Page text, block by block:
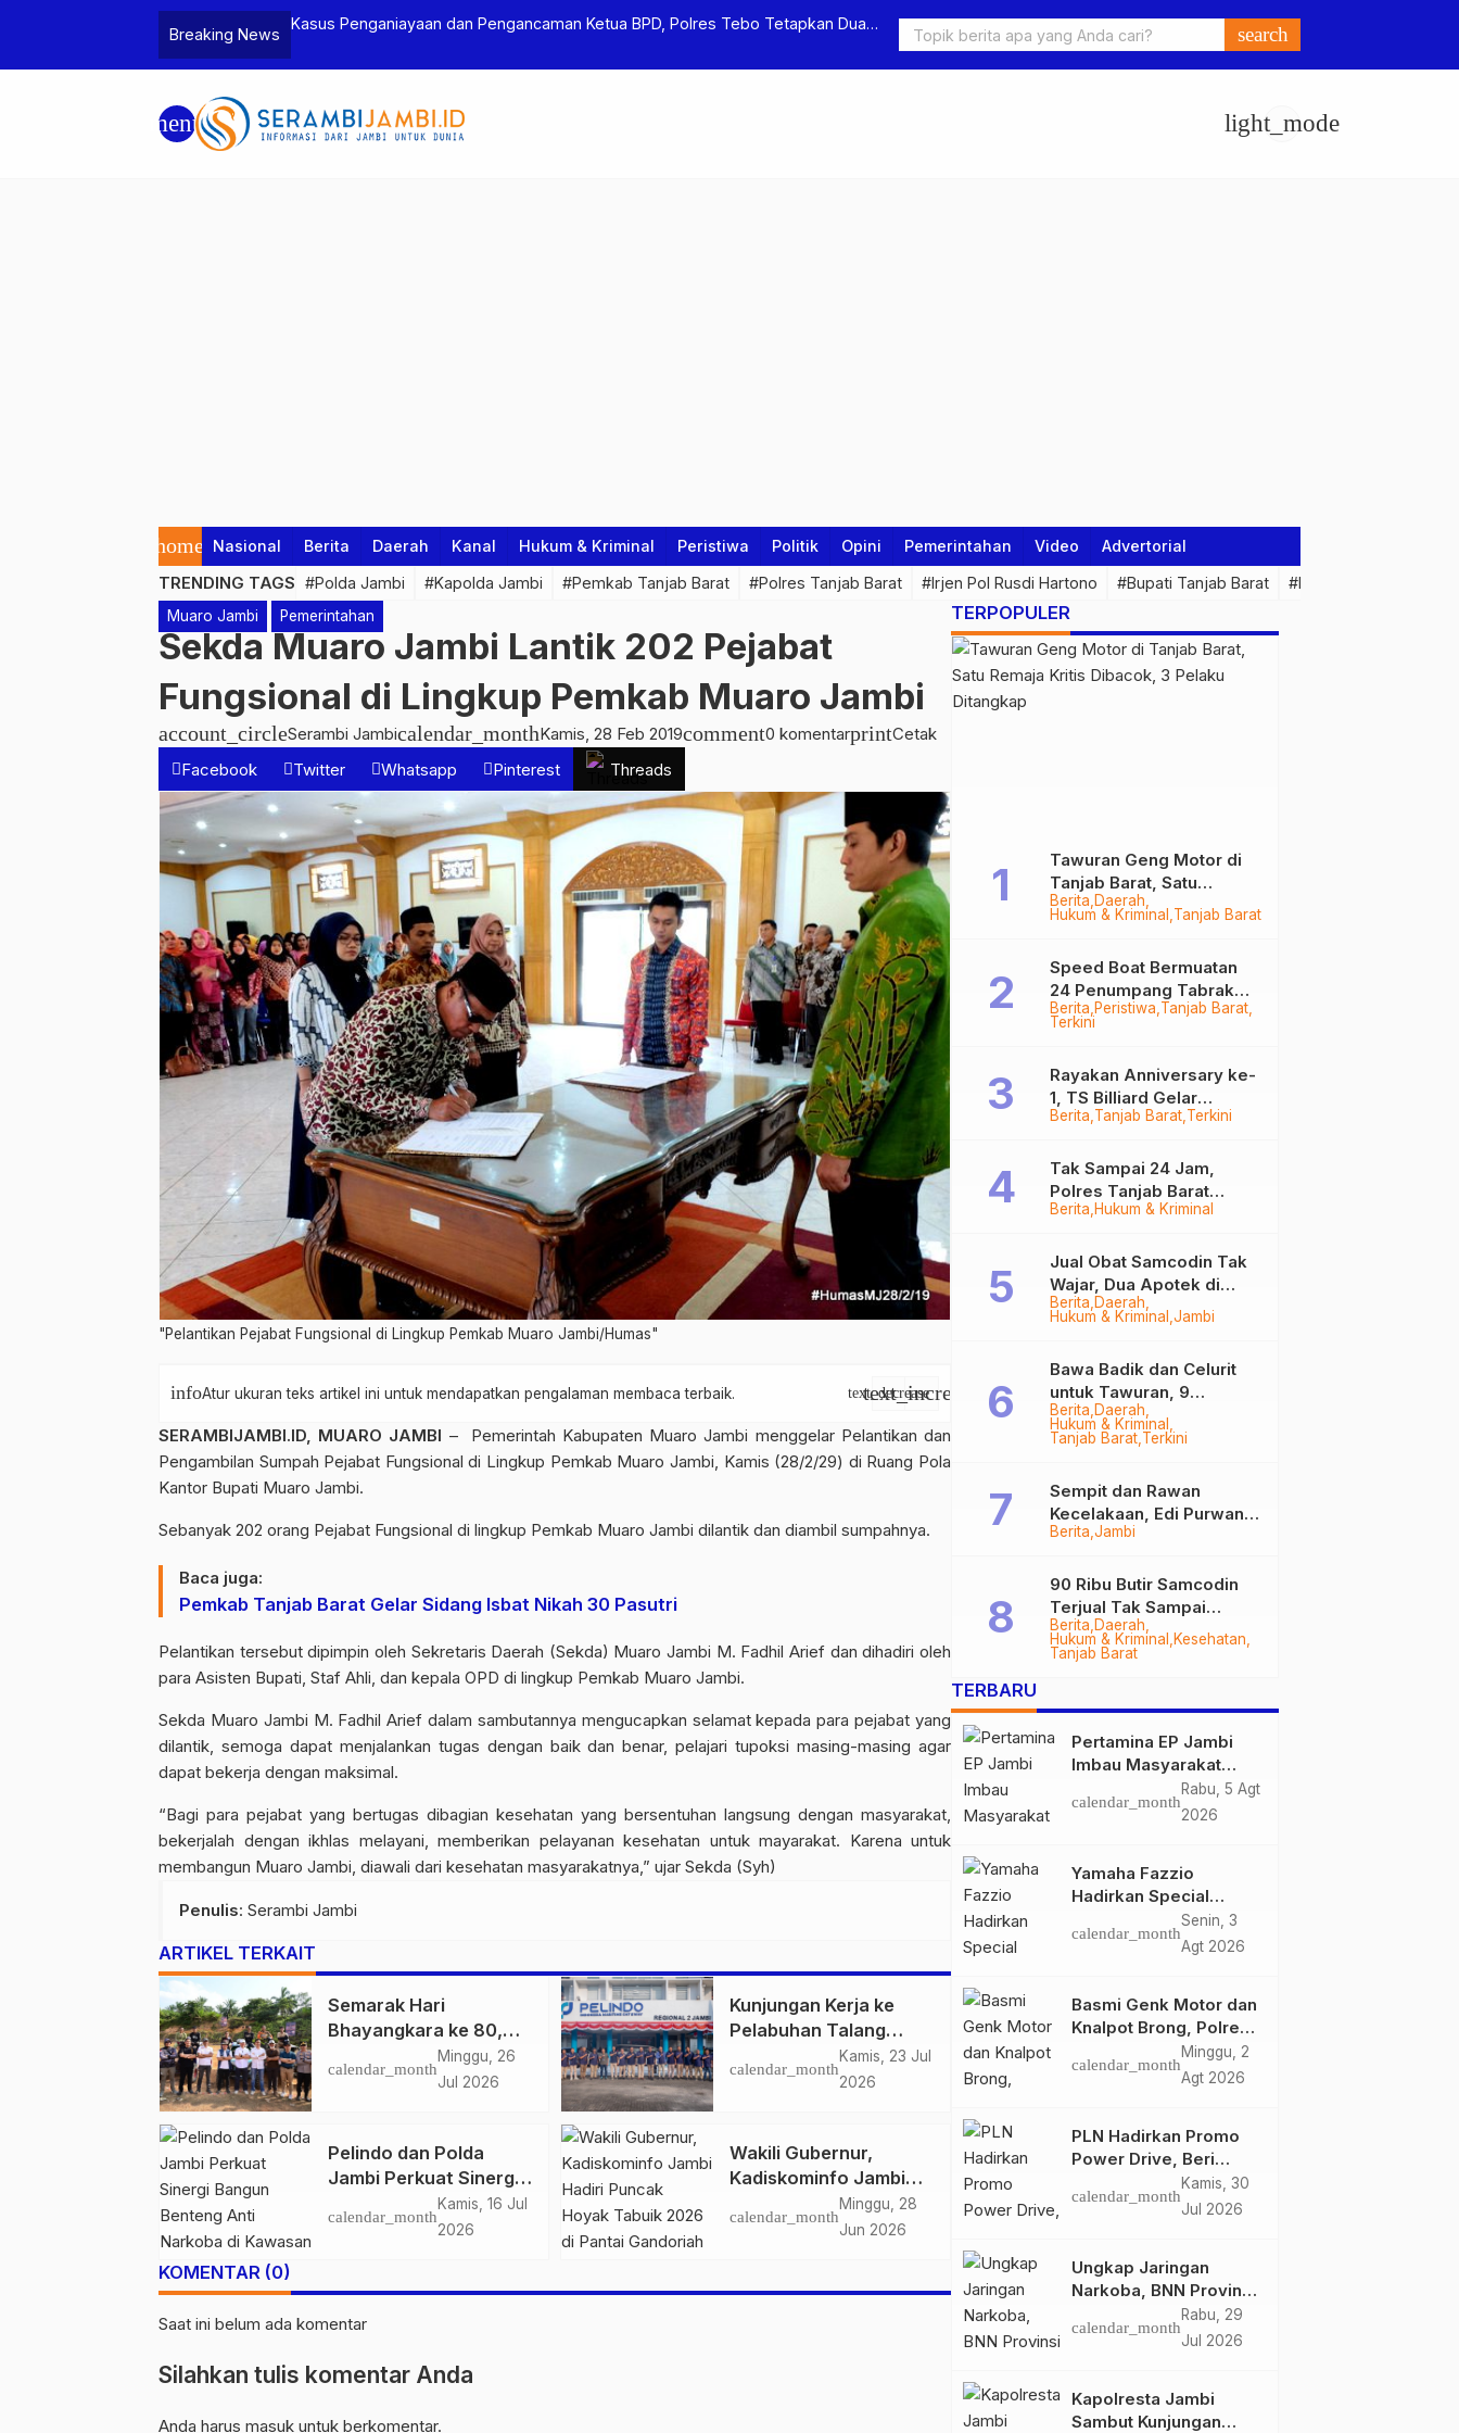
Breaking News
Kasus Penganiayaan dan Pengancaman Ketua BPD, Polres Tebo Tetapkan Dua
Polres Tebo Ungkap Kasus Pengeroyokan dan Penganiayaan, Dua Pelaku
Pengeroyokan di Sumay Ditahan
search
menu light_mode
home Nasional Berita Daerah Kanal Hukum & Kriminal Peristiwa Politik Opini Pemerintahan Video Advertorial
TRENDING TAGS #Polda Jambi #Kapolda Jambi #Pemkab Tanjab Barat #Polres Tanjab Barat #Irjen Pol Rusdi Hartono #Bupati Tanjab Barat #Pemprov Jambi
Muaro Jambi Pemerintahan
Sekda Muaro Jambi Lantik 202 Pejabat
Fungsional di Lingkup Pemkab Muaro Jambi
account_circleSerambi Jambicalendar_monthKamis, 28 Feb 2019comment0 komentarprintCetak
Facebook
Twitter Whatsapp Pinterest Threads
"Pelantikan Pejabat Fungsional di Lingkup Pemkab Muaro Jambi/Humas"
infoAtur ukuran teks artikel ini untuk mendapatkan pengalaman membaca terbaik. text_decrease
text_increase
SERAMBIJAMBI.ID, MUARO JAMBI – Pemerintah Kabupaten Muaro Jambi menggelar Pelantikan dan
Pengambilan Sumpah Pejabat Fungsional di Lingkup Pemkab Muaro Jambi, Kamis (28/2/29) di Ruang Pola
Kantor Bupati Muaro Jambi.
Sebanyak 202 orang Pejabat Fungsional di lingkup Pemkab Muaro Jambi dilantik dan diambil sumpahnya.
Baca juga:
Pemkab Tanjab Barat Gelar Sidang Isbat Nikah 30 Pasutri
Pelantikan tersebut dipimpin oleh Sekretaris Daerah (Sekda) Muaro Jambi M. Fadhil Arief dan dihadiri oleh
para Asisten Bupati, Staf Ahli, dan kepala OPD di lingkup Pemkab Muaro Jambi.
Sekda Muaro Jambi M. Fadhil Arief dalam sambutannya mengucapkan selamat kepada para pejabat yang
dilantik, semoga dapat menjalankan tugas dengan baik dan benar, pelajari tupoksi masing-masing agar
dapat bekerja dengan maksimal.
“Bagi para pejabat yang bertugas dibagian kesehatan yang bersentuhan langsung dengan masyarakat,
bekerjalah dengan ikhlas melayani, memberikan pelayanan kesehatan untuk mayarakat. Karena untuk
membangun Muaro Jambi, diawali dari kesehatan masyarakatnya,” ujar Sekda (Syh)
Penulis: Serambi Jambi
ARTIKEL TERKAIT
Semarak Hari
Bhayangkara ke 80,
IOF X Bhayangkara
Off-Road Challenge
Apresiasi Sportivitas
dan Kebersamaan
calendar_month
Minggu, 26
Jul 2026
Kunjungan Kerja ke
Pelabuhan Talang
Duku, Komut PT
Pelabuhan Indonesia
Tingkatkan Pelayanan
calendar_month
Kamis, 23 Jul
2026
Pelindo dan Polda
Jambi Perkuat Sinergi
Bangun Benteng Anti
Narkoba di Kawasan
calendar_month
Kamis, 16 Jul
2026
Wakili Gubernur,
Kadiskominfo Jambi
Hadiri Puncak Hoyak
Tabuik 2026 di Pantai
calendar_month
Minggu, 28
Jun 2026
KOMENTAR (0)
Saat ini belum ada komentar
Silahkan tulis komentar Anda
Anda harus masuk untuk berkomentar.
TERPOPULER
Berita Daerah
Hukum & Kriminal Tanjab Barat
Tawuran Geng Motor di
Tanjab Barat, Satu
Remaja Kritis Dibacok, 3
Pelaku Ditangkap
Berita Peristiwa Tanjab Barat
Terkini
Speed Boat Bermuatan
24 Penumpang Tabrak
Togok di Kuala Tungkal,
Berita Tanjab Barat Terkini
Rayakan Anniversary ke-
1, TS Billiard Gelar
Turnamen 9 Ball
Berita Hukum & Kriminal
Tak Sampai 24 Jam,
Polres Tanjab Barat
Ringkus Komplotan
Tungkal
Berita Daerah
Hukum & Kriminal Jambi
Jual Obat Samcodin Tak
Wajar, Dua Apotek di
Tanjab Barat Disegel
Berita Daerah
Hukum & Kriminal
Tanjab Barat Terkini
Bawa Badik dan Celurit
untuk Tawuran, 9
Anggota Geng Motor di
Tanjab Barat Diringkus
Berita Jambi
Sempit dan Rawan
Kecelakaan, Edi Purwanto
Targetkan Jalan Lintas
2028
Berita Daerah
Hukum & Kriminal
Kesehatan
Tanjab Barat
90 Ribu Butir Samcodin
Terjual Tak Sampai
Setahun, Indra Safari
Desak Audit Menyeluruh
TERBARU
Pertamina EP Jambi
Imbau Masyarakat
Tidak Beraktivitas di
Atas Jalur Pipa Migas
calendar_month
Rabu, 5 Agt
2026
Yamaha Fazzio
Hadirkan Special
Edition Sunset Blue,
Tampilkan Nuansa
calendar_month
Senin, 3
Agt 2026
Basmi Genk Motor dan
Knalpot Brong, Polres
Tanjab Barat Amankan
Belasan Kendaraan
calendar_month
Minggu, 2
Agt 2026
PLN Hadirkan Promo
Power Drive, Beri
Diskon Tambah Daya
50% di Ajang GIIAS
calendar_month
Kamis, 30
Jul 2026
Ungkap Jaringan
Narkoba, BNN Provinsi
Jambi dan Bea Cukai
Amankan Sembilan
Gram Sabu
calendar_month
Rabu, 29
Jul 2026
Kapolresta Jambi
Sambut Kunjungan